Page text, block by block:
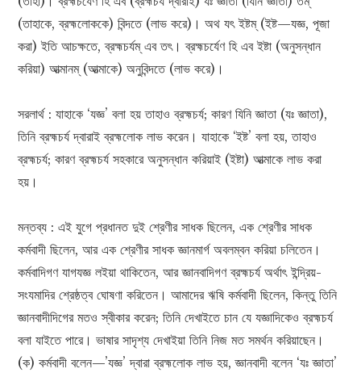
(তাহাকে, ব্রহ্মলোককে) বিন্দতে (লাভ করে)। অথ যৎ ইষ্টম্ (ইষ্ট—যজ্ঞ, পূজা
করা) ইতি আচক্ষতে, ব্রহ্মচর্যম্ এব তৎ। ব্রহ্মচর্যেণ হি এব ইষ্টা (অনুসন্ধান
করিয়া) আত্মানম্ (আত্মাকে) অনুবিন্দতে (লাভ করে)।
সরলার্থ : যাহাকে ‘যজ্ঞ’ বলা হয় তাহাও ব্রহ্মচর্য; কারণ যিনি জ্ঞাতা (যঃ জ্ঞাতা),
তিনি ব্রহ্মচর্য দ্বারাই ব্রহ্মলোক লাভ করেন। যাহাকে ‘ইষ্ট’ বলা হয়, তাহাও
ব্রহ্মচর্য; কারণ ব্রহ্মচর্য সহকারে অনুসন্ধান করিয়াই (ইষ্টা) আত্মাকে লাভ করা
হয়।
মন্তব্য : এই যুগে প্রধানত দুই শ্রেণীর সাধক ছিলেন, এক শ্রেণীর সাধক
কর্মবাদী ছিলেন, আর এক শ্রেণীর সাধক জ্ঞানমার্গ অবলম্বন করিয়া চলিতেন।
কর্মবাদিগণ যাগযজ্ঞ লইয়া থাকিতেন, আর জ্ঞানবাদিগণ ব্রহ্মচর্য অর্থাৎ ইন্দ্রিয়-
সংযমাদির শ্রেষ্ঠত্ব ঘোষণা করিতেন। আমাদের ঋষি কর্মবাদী ছিলেন, কিন্তু তিনি
জ্ঞানবাদীদিগের মতও স্বীকার করেন; তিনি দেখাইতে চান যে যজ্ঞাদিকেও ব্রহ্মচর্য
বলা যাইতে পারে। ভাষার সাদৃশ্য দেখাইয়া তিনি নিজ মত সমর্থন করিয়াছেন।
(ক) কর্মবাদী বলেন—’যজ্ঞ’ দ্বারা ব্রহ্মলোক লাভ হয়, জ্ঞানবাদী বলেন ‘যঃ জ্ঞাতা’